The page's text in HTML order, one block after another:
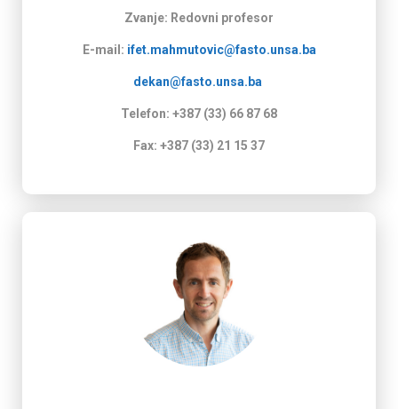
Zvanje: Redovni profesor
E-mail: ifet.mahmutovic@fasto.unsa.ba
dekan@fasto.unsa.ba
Telefon: +387 (33) 66 87 68
Fax: +387 (33) 21 15 37